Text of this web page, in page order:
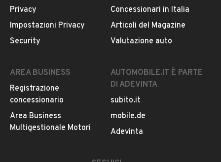
Privacy
Impostazioni Privacy
Security
Concessionari in Italia
Articoli del Magazine
Valutazione auto
AREA BUSINESS
Registrazione
concessionario
Area Business
Multigestionale Motori
AUTOMOBILE.IT È PARTE
DI ADEVINTA
subito.it
mobile.de
Adevinta